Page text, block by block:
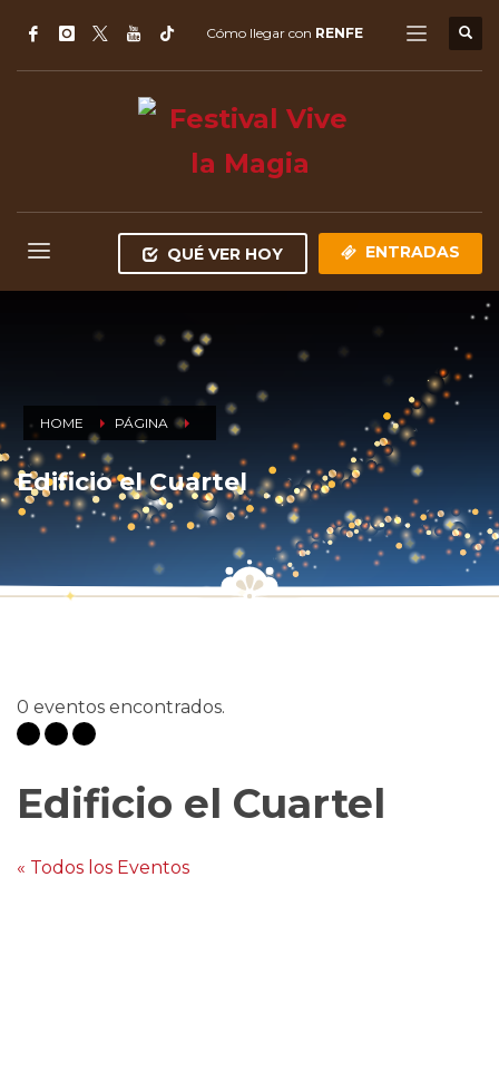
Cómo llegar con RENFE
QUÉ VER HOY ENTRADAS
HOME PÁGINA
Edificio el Cuartel
0 eventos encontrados.
Edificio el Cuartel
« Todos los Eventos